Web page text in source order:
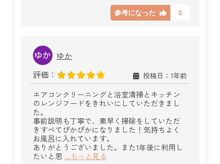
参考になった 0
ゆか
評価：
投稿日：1年前
エアコンクリーニングと浴室清掃とキッチン
のレンジフードをきれいにしていただきまし
た。
事前説明も丁寧で、素早く掃除をしていただ
きすべてぴかぴかになりました！気持ちよく
お風呂に入れています。
ありがとうございました。また1年後に利用し
たいと思 ...もっと見る